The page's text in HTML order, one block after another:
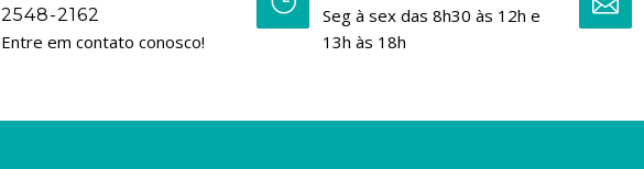
2548-2162
Entre em contato conosco!
Seg à sex das 8h30 às 12h e
13h às 18h